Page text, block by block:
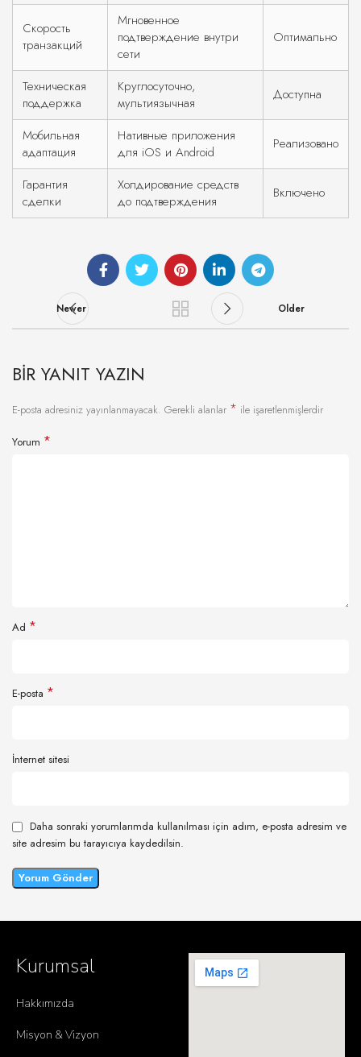
Скорость
транзакций
Мгновенное
подтверждение внутри
сети
Оптимально
Техническая
поддержка
Круглосуточно,
мультиязычная
Доступна
Мобильная
адаптация
Нативные приложения
для iOS и Android
Реализовано
Гарантия
сделки
Холдирование средств
до подтверждения
Включено
Newer Older
BIR YANIT YAZIN
E-posta adresiniz yayınlanmayacak. Gerekli alanlar * ile işaretlenmişlerdir
Yorum *
Ad *
E-posta *
İnternet sitesi
Daha sonraki yorumlarımda kullanılması için adım, e-posta adresim ve
site adresim bu tarayıcıya kaydedilsin.
Kurumsal
Hakkımızda
Misyon & Vizyon